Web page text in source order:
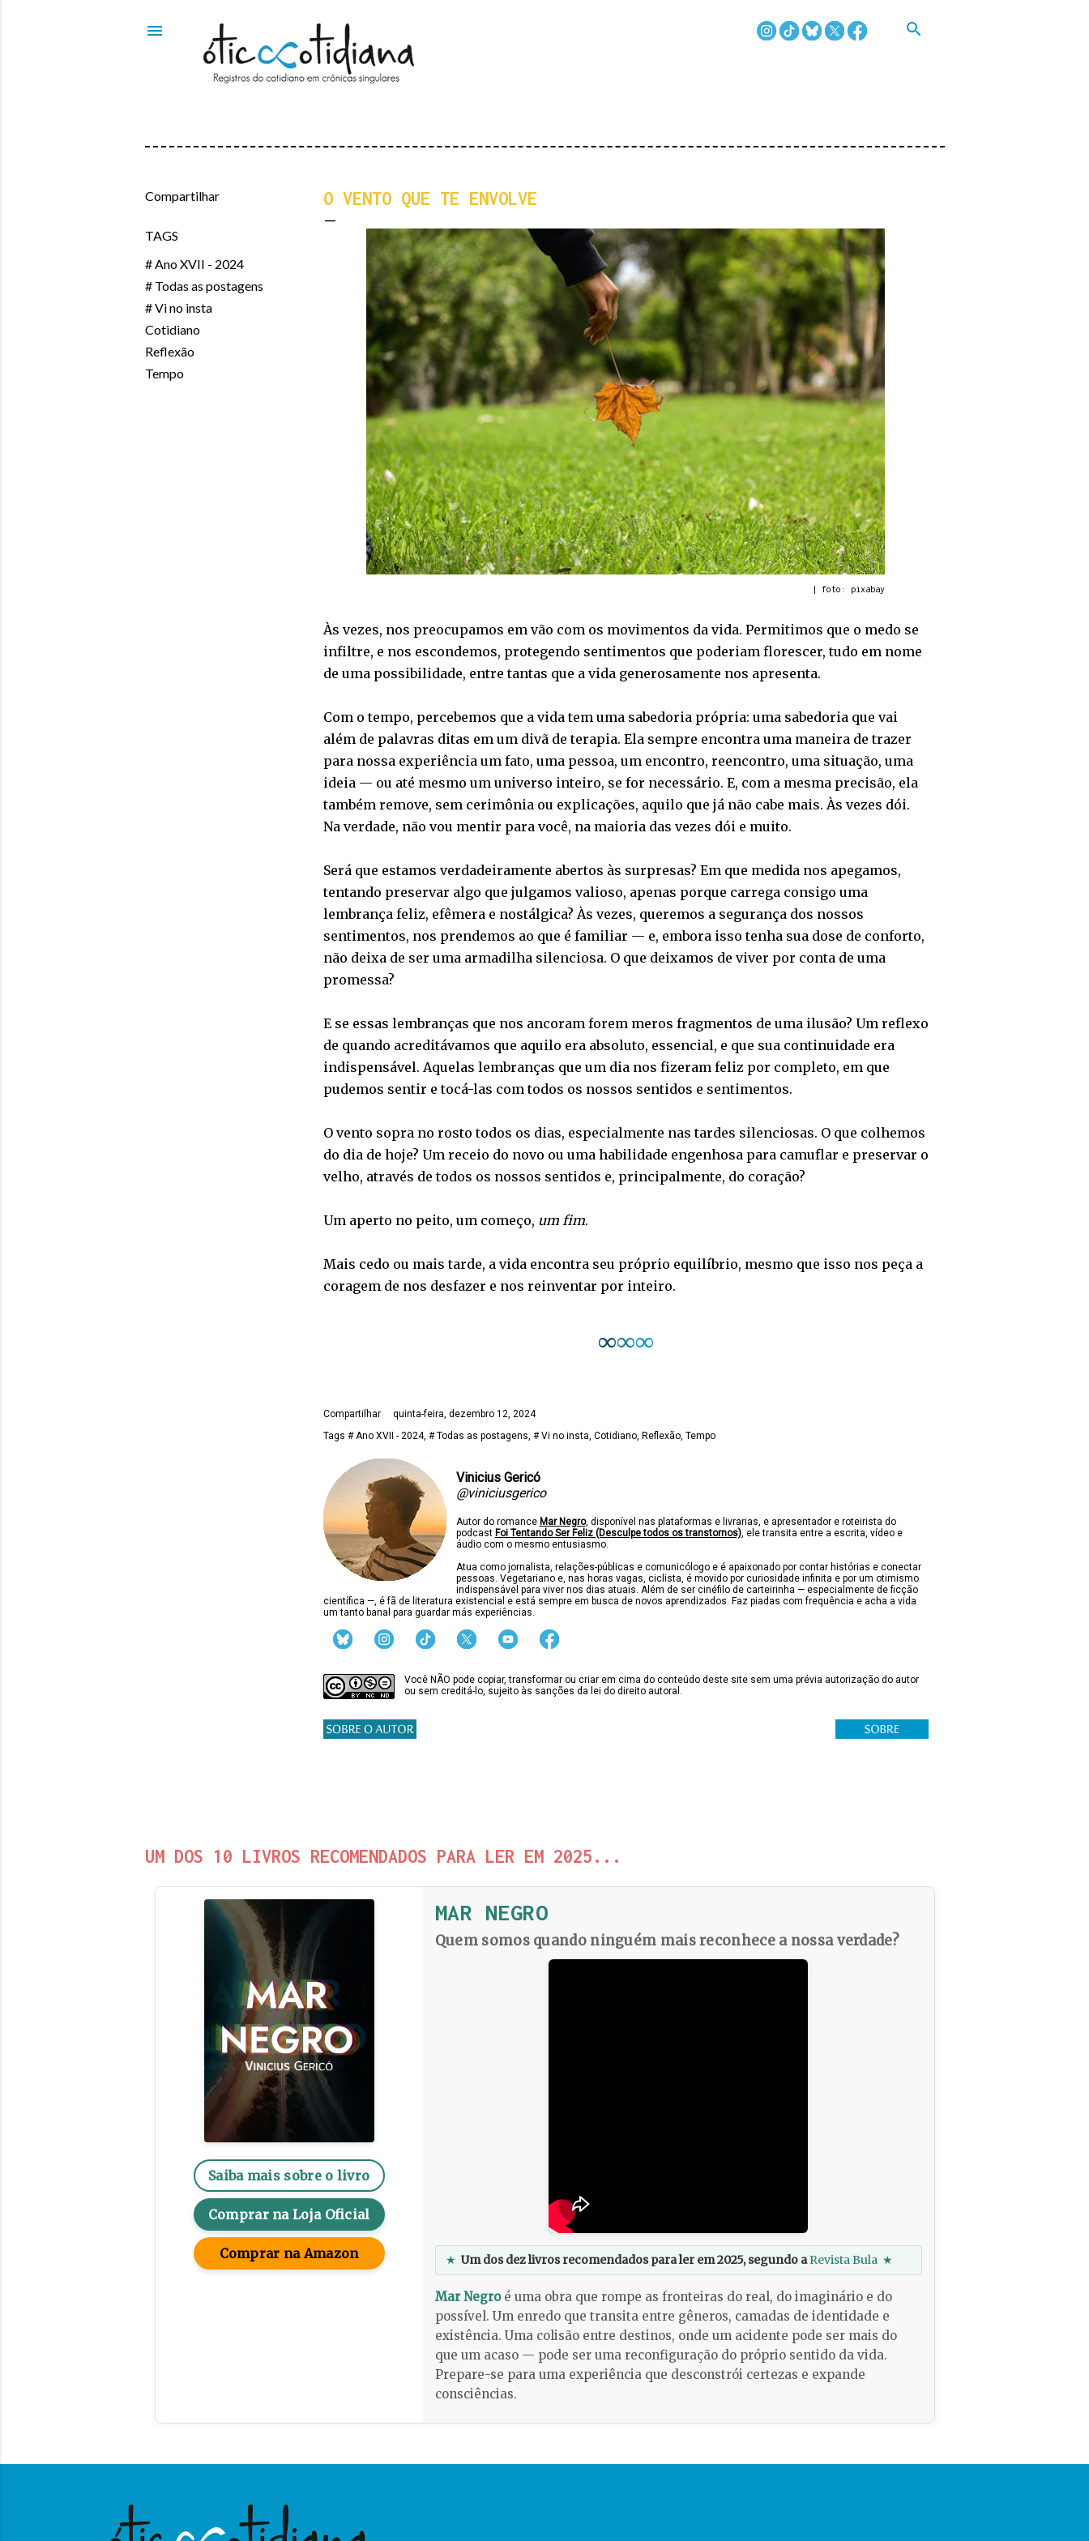
Compartilhar
TAGS
# Ano XVII - 2024
# Todas as postagens
# Vi no insta
Cotidiano
Reflexão
Tempo
O VENTO QUE TE ENVOLVE
| foto: pixabay
Às vezes, nos preocupamos em vão com os movimentos da vida. Permitimos que o medo se
infiltre, e nos escondemos, protegendo sentimentos que poderiam florescer, tudo em nome
de uma possibilidade, entre tantas que a vida generosamente nos apresenta.
Com o tempo, percebemos que a vida tem uma sabedoria própria: uma sabedoria que vai
além de palavras ditas em um divã de terapia. Ela sempre encontra uma maneira de trazer
para nossa experiência um fato, uma pessoa, um encontro, reencontro, uma situação, uma
ideia — ou até mesmo um universo inteiro, se for necessário. E, com a mesma precisão, ela
também remove, sem cerimônia ou explicações, aquilo que já não cabe mais. Às vezes dói.
Na verdade, não vou mentir para você, na maioria das vezes dói e muito.
Será que estamos verdadeiramente abertos às surpresas? Em que medida nos apegamos,
tentando preservar algo que julgamos valioso, apenas porque carrega consigo uma
lembrança feliz, efêmera e nostálgica? Às vezes, queremos a segurança dos nossos
sentimentos, nos prendemos ao que é familiar — e, embora isso tenha sua dose de conforto,
não deixa de ser uma armadilha silenciosa. O que deixamos de viver por conta de uma
promessa?
E se essas lembranças que nos ancoram forem meros fragmentos de uma ilusão? Um reflexo
de quando acreditávamos que aquilo era absoluto, essencial, e que sua continuidade era
indispensável. Aquelas lembranças que um dia nos fizeram feliz por completo, em que
pudemos sentir e tocá-las com todos os nossos sentidos e sentimentos.
O vento sopra no rosto todos os dias, especialmente nas tardes silenciosas. O que colhemos
do dia de hoje? Um receio do novo ou uma habilidade engenhosa para camuflar e preservar o
velho, através de todos os nossos sentidos e, principalmente, do coração?
Um aperto no peito, um começo, um fim.
Mais cedo ou mais tarde, a vida encontra seu próprio equilíbrio, mesmo que isso nos peça a
coragem de nos desfazer e nos reinventar por inteiro.
∞∞∞
Compartilhar
quinta-feira, dezembro 12, 2024
Tags # Ano XVII - 2024 # Todas as postagens # Vi no insta Cotidiano Reflexão Tempo
Vinicius Gericó
@viniciusgerico
Autor do romance Mar Negro, disponível nas plataformas e livrarias, e apresentador e roteirista do
podcast Foi Tentando Ser Feliz (Desculpe todos os transtornos), ele transita entre a escrita, vídeo e
áudio com o mesmo entusiasmo.
Atua como jornalista, relações-públicas e comunicólogo e é apaixonado por contar histórias e conectar
pessoas. Vegetariano e, nas horas vagas, ciclista, é movido por curiosidade infinita e por um otimismo
indispensável para viver nos dias atuais. Além de ser cinéfilo de carteirinha — especialmente de ficção
científica —, é fã de literatura existencial e está sempre em busca de novos aprendizados. Faz piadas com frequência e acha a vida
um tanto banal para guardar más experiências.
Você NÃO pode copiar, transformar ou criar em cima do conteúdo deste site sem uma prévia autorização do autor
ou sem creditá-lo, sujeito às sanções da lei do direito autoral.
UM DOS 10 LIVROS RECOMENDADOS PARA LER EM 2025...
Saiba mais sobre o livro
Comprar na Loja Oficial
Comprar na Amazon
MAR NEGRO
Quem somos quando ninguém mais reconhece a nossa verdade?
★ Um dos dez livros recomendados para ler em 2025, segundo aRevista Bula ★
Mar Negroé uma obra que rompe as fronteiras do real, do imaginário e do
possível. Um enredo que transita entre gêneros, camadas de identidade e
existência. Uma colisão entre destinos, onde um acidente pode ser mais do
que um acaso — pode ser uma reconfiguração do próprio sentido da vida.
Prepare-se para uma experiência que desconstrói certezas e expande
consciências.